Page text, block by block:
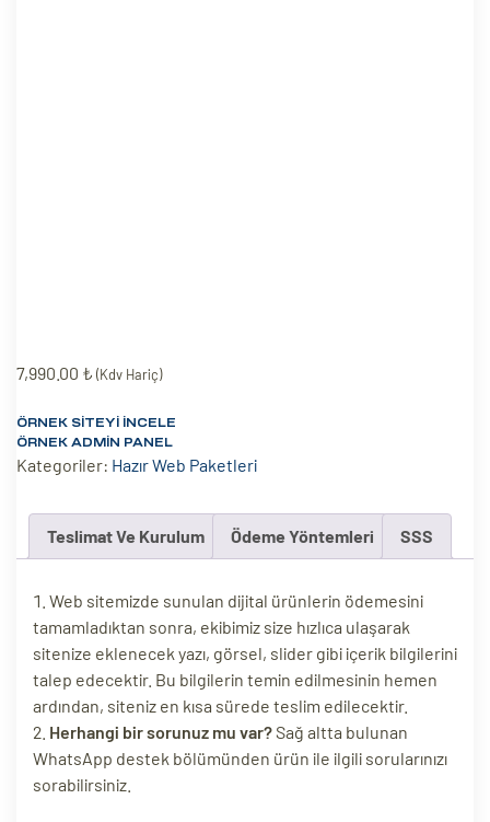
7,990.00 ₺ (Kdv Hariç)
ÖRNEK SITEYI İNCELE
ÖRNEK ADMIN PANEL
Kategoriler: Hazır Web Paketleri
Teslimat Ve Kurulum Ödeme Yöntemleri SSS
Web sitemizde sunulan dijital ürünlerin ödemesini
tamamladıktan sonra, ekibimiz size hızlıca ulaşarak
sitenize eklenecek yazı, görsel, slider gibi içerik bilgilerini
talep edecektir. Bu bilgilerin temin edilmesinin hemen
ardından, siteniz en kısa sürede teslim edilecektir.
Herhangi bir sorunuz mu var?Sağ altta bulunan
WhatsApp destek bölümünden ürün ile ilgili sorularınızı
sorabilirsiniz.